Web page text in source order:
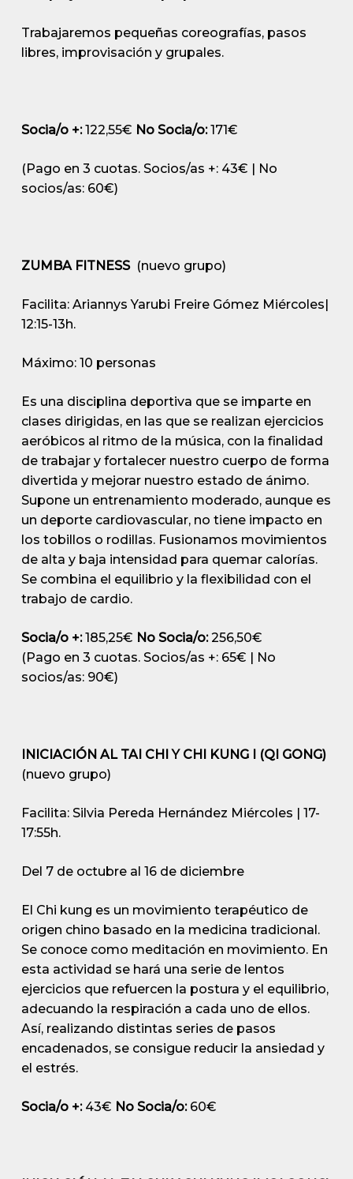
Trabajaremos pequeñas coreografías, pasos
libres, improvisación y grupales.
Socia/o +:122,55€ No Socia/o:171€
(Pago en 3 cuotas. Socios/as +: 43€ | No
socios/as: 60€)
ZUMBA FITNESS (nuevo grupo)
Facilita: Ariannys Yarubi Freire Gómez Miércoles|
12:15-13h.
Máximo: 10 personas
Es una disciplina deportiva que se imparte en
clases dirigidas, en las que se realizan ejercicios
aeróbicos al ritmo de la música, con la finalidad
de trabajar y fortalecer nuestro cuerpo de forma
divertida y mejorar nuestro estado de ánimo.
Supone un entrenamiento moderado, aunque es
un deporte cardiovascular, no tiene impacto en
los tobillos o rodillas. Fusionamos movimientos
de alta y baja intensidad para quemar calorías.
Se combina el equilibrio y la flexibilidad con el
trabajo de cardio.
Socia/o +:185,25€ No Socia/o:256,50€
(Pago en 3 cuotas. Socios/as +: 65€ | No
socios/as: 90€)
INICIACIÓN AL TAI CHI Y CHI KUNG I (QI GONG)
(nuevo grupo)
Facilita: Silvia Pereda Hernández Miércoles | 17-
17:55h.
Del 7 de octubre al 16 de diciembre
El Chi kung es un movimiento terapéutico de
origen chino basado en la medicina tradicional.
Se conoce como meditación en movimiento. En
esta actividad se hará una serie de lentos
ejercicios que refuercen la postura y el equilibrio,
adecuando la respiración a cada uno de ellos.
Así, realizando distintas series de pasos
encadenados, se consigue reducir la ansiedad y
el estrés.
Socia/o +:43€ No Socia/o: 60€